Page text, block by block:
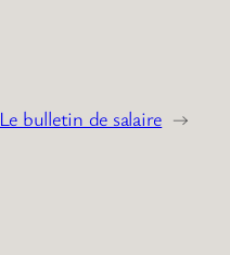
Le bulletin de salaire →